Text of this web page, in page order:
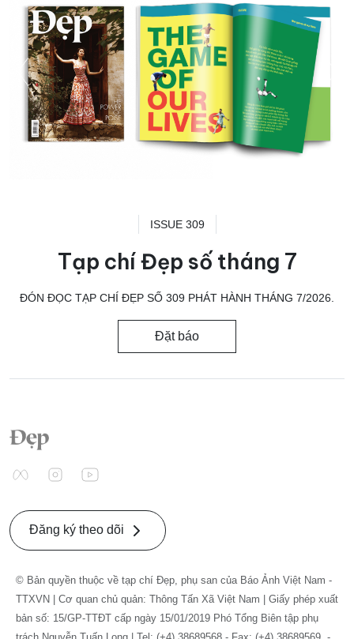
ISSUE 309
Tạp chí Đẹp số tháng 7
ĐÓN ĐỌC TẠP CHÍ ĐẸP SỐ 309 PHÁT HÀNH THÁNG 7/2026.
Đặt báo
Đăng ký theo dõi
© Bản quyền thuộc về tạp chí Đẹp, phụ san của Báo Ảnh Việt Nam -
TTXVN | Cơ quan chủ quản: Thông Tấn Xã Việt Nam | Giấy phép xuất
bản số: 15/GP-TTĐT cấp ngày 15/01/2019 Phó Tổng Biên tập phụ